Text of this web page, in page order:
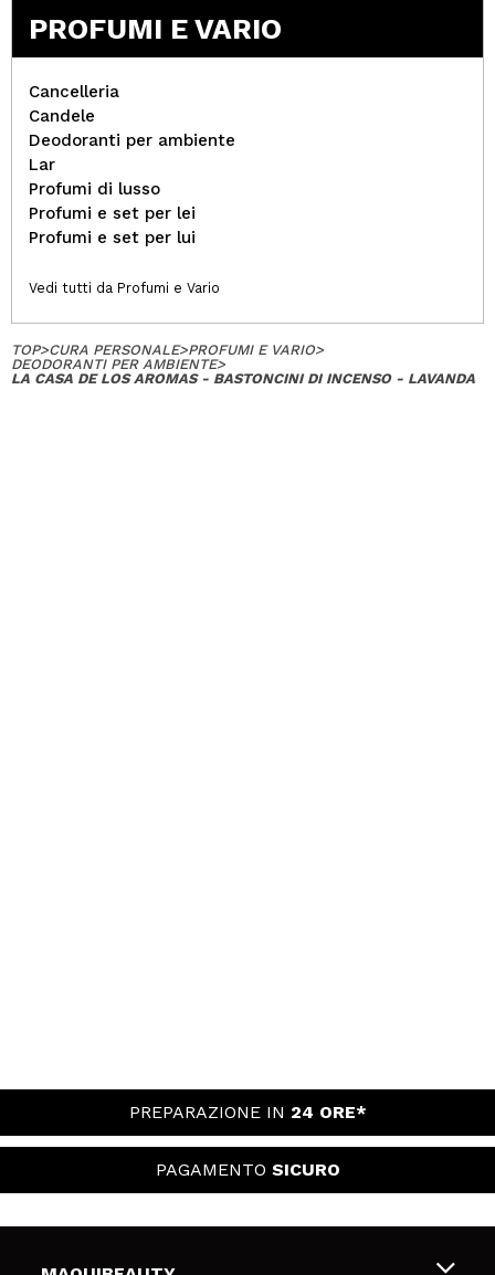
PROFUMI E VARIO
Cancelleria
Candele
Deodoranti per ambiente
Lar
Profumi di lusso
Profumi e set per lei
Profumi e set per lui
Vedi tutti da Profumi e Vario
TOP>CURA PERSONALE>PROFUMI E VARIO>
DEODORANTI PER AMBIENTE>
LA CASA DE LOS AROMAS - BASTONCINI DI INCENSO - LAVANDA
PREPARAZIONE IN 24 ORE*
PAGAMENTO SICURO